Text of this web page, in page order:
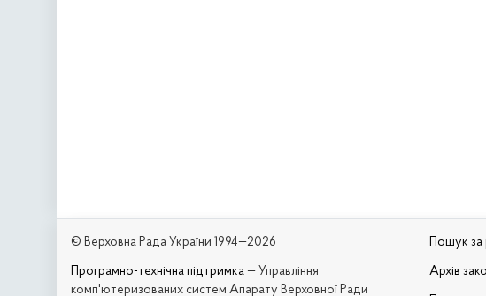
© Верховна Рада України 1994—2026
Програмно-технічна підтримка — Управління
комп'ютеризованих систем Апарату Верховної Ради
Пошук за
Архів